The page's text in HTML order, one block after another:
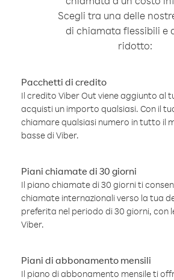
Scegli tra una delle
di chiamata flessibili e
ridotto:
Pacchetti di credito
Il credito Viber Out viene aggiunto al
acquisti un importo qualsiasi. Con il
chiamare qualsiasi numero in tutto il
basse di Viber.
Piani chiamate di 30 giorni
Il piano chiamate di 30 giorni ti
chiamate internazionali verso la tua
preferita nel periodo di 30 giorni, con
Viber.
Piani di abbonamento mensili
Il piano di abbonamento mensile ti